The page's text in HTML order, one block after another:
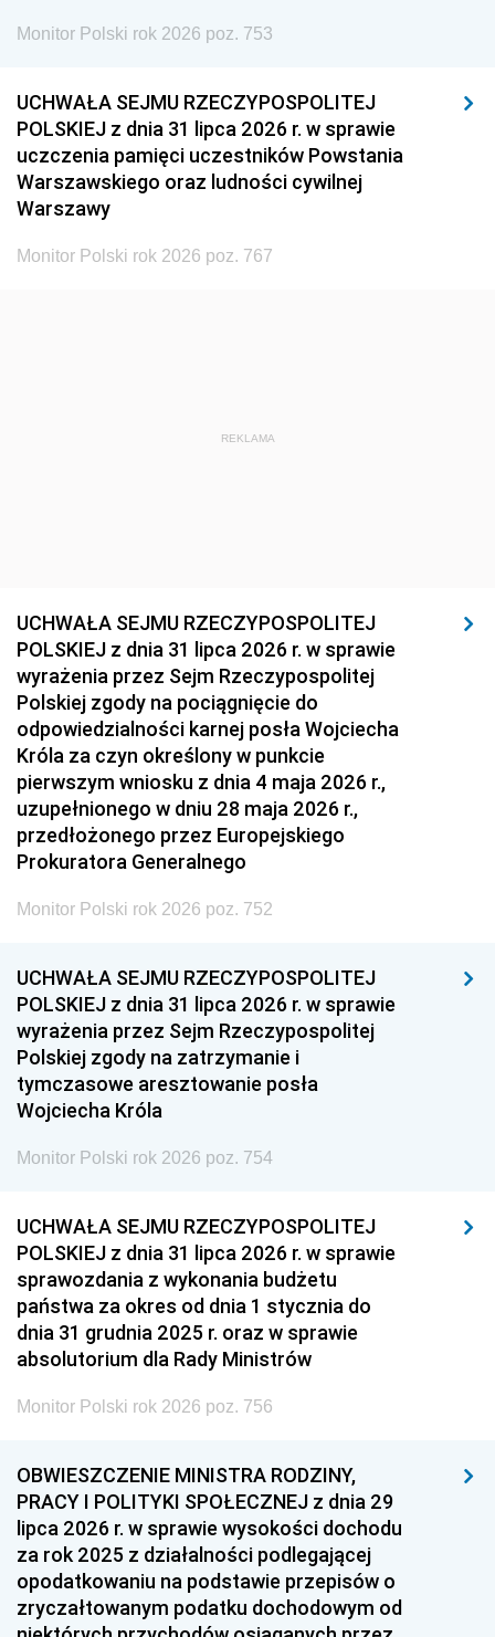
Monitor Polski rok 2026 poz. 753
UCHWAŁA SEJMU RZECZYPOSPOLITEJ
POLSKIEJ z dnia 31 lipca 2026 r. w sprawie
uczczenia pamięci uczestników Powstania
Warszawskiego oraz ludności cywilnej
Warszawy
Monitor Polski rok 2026 poz. 767
REKLAMA
UCHWAŁA SEJMU RZECZYPOSPOLITEJ
POLSKIEJ z dnia 31 lipca 2026 r. w sprawie
wyrażenia przez Sejm Rzeczypospolitej
Polskiej zgody na pociągnięcie do
odpowiedzialności karnej posła Wojciecha
Króla za czyn określony w punkcie
pierwszym wniosku z dnia 4 maja 2026 r.,
uzupełnionego w dniu 28 maja 2026 r.,
przedłożonego przez Europejskiego
Prokuratora Generalnego
Monitor Polski rok 2026 poz. 752
UCHWAŁA SEJMU RZECZYPOSPOLITEJ
POLSKIEJ z dnia 31 lipca 2026 r. w sprawie
wyrażenia przez Sejm Rzeczypospolitej
Polskiej zgody na zatrzymanie i
tymczasowe aresztowanie posła
Wojciecha Króla
Monitor Polski rok 2026 poz. 754
UCHWAŁA SEJMU RZECZYPOSPOLITEJ
POLSKIEJ z dnia 31 lipca 2026 r. w sprawie
sprawozdania z wykonania budżetu
państwa za okres od dnia 1 stycznia do
dnia 31 grudnia 2025 r. oraz w sprawie
absolutorium dla Rady Ministrów
Monitor Polski rok 2026 poz. 756
OBWIESZCZENIE MINISTRA RODZINY,
PRACY I POLITYKI SPOŁECZNEJ z dnia 29
lipca 2026 r. w sprawie wysokości dochodu
za rok 2025 z działalności podlegającej
opodatkowaniu na podstawie przepisów o
zryczałtowanym podatku dochodowym od